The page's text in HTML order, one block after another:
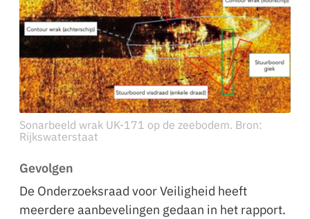
Sonarbeeld wrak UK-171 op de zeebodem. Bron:
Rijkswaterstaat
Gevolgen
De Onderzoeksraad voor Veiligheid heeft
meerdere aanbevelingen gedaan in het rapport.